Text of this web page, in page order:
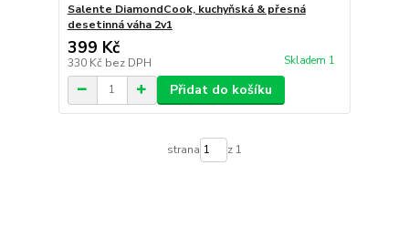
Salente DiamondCook, kuchyňská & přesná
desetinná váha 2v1
399 Kč
330 Kč bez DPH Skladem 1
Přidat do košíku
strana z 1